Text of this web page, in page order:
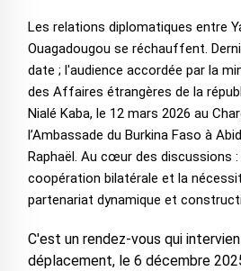
Les relations diplomatiques entre
Ouagadougou se réchauffent.
date ; l'audience accordée par la
des Affaires étrangères de la
Nialé Kaba, le 12 mars 2026 au
l’Ambassade du Burkina Faso à
Raphaël. Au cœur des discussions :
coopération bilatérale et la
partenariat dynamique et
C'est un rendez-vous qui
déplacement, le 6 décembre